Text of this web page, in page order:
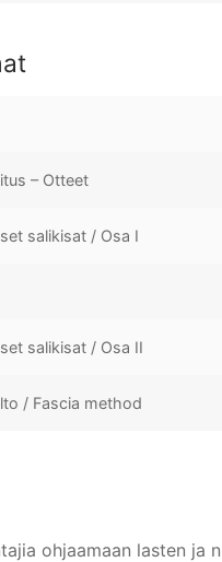
– Otteet
salikisat / Osa I
salikisat / Osa II
/ Fascia method
ohjaamaan lasten